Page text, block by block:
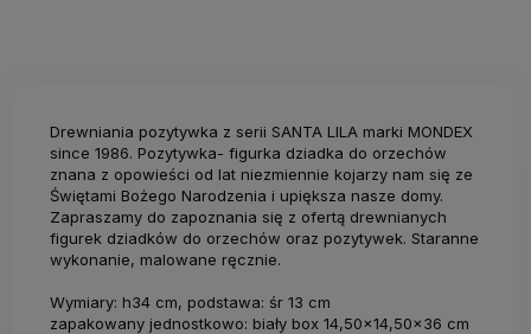
Drewniania pozytywka z serii SANTA LILA marki MONDEX
since 1986. Pozytywka- figurka dziadka do orzechów
znana z opowieści od lat niezmiennie kojarzy nam się ze
Świętami Bożego Narodzenia i upiększa nasze domy.
Zapraszamy do zapoznania się z ofertą drewnianych
figurek dziadków do orzechów oraz pozytywek. Staranne
wykonanie, malowane ręcznie.
Wymiary: h34 cm, podstawa: śr 13 cm
zapakowany jednostkowo: biały box 14,50x14,50x36 cm